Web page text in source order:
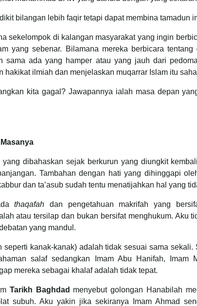
bilangan lebih faqir tetapi dapat membina tamadun
sekelompok di kalangan masyarakat yang ingin
yang sebenar. Bilamana mereka berbicara
sama ada yang hamper atau yang jauh dari
hakikat ilmiah dan menjelaskan muqarrar Islam itu
kita gagal? Jawapannya ialah masa depan
dibahaskan sejak berkurun yang diungkit
Tambahan dengan hati yang dihinggapi
dan ta’asub sudah tentu menatijahkan hal yang
thaqafah dan pengetahuan makrifah yang
atau tersilap dan bukan bersifat menghukum. Aku
yang mandul.
seperti kanak-kanak) adalah tidak sesuai sama sekali.
salaf sedangkan Imam Abu Hanifah, Imam
mereka sebagai khalaf adalah tidak tepat.
Tarikh Baghdad menyebut golongan Hanabilah
subuh. Aku yakin jika sekiranya Imam Ahmad